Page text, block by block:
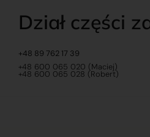
Dział części
+48 89 762 17 39
+48 600 065 020 (Maciej)
+48 600 065 028 (Robert)